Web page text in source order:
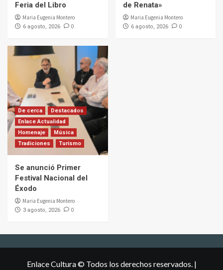
Feria del Libro
Maria Eugenia Montero
6 agosto, 2026 0
de Renata»
Maria Eugenia Montero
6 agosto, 2026 0
De cerca
Destacados
Enlace Actualidad
Homenaje
Música
Tradiciones
Turismo
Se anunció Primer
Festival Nacional del
Éxodo
Maria Eugenia Montero
3 agosto, 2026 0
Enlace Cultura © Todos los derechos reservados. |